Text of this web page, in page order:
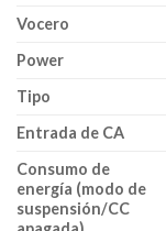
Vocero
Power
Tipo
Entrada de CA
Consumo de
energía (modo de
suspensión/CC